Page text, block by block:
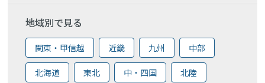
地域別で見る
関東・甲信越 近畿 九州 中部
北海道 東北 中・四国 北陸